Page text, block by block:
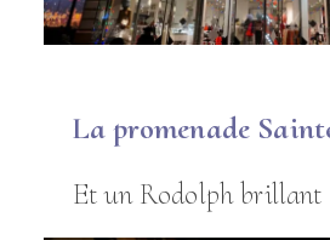
La promenade
Et un Rodolph brillant